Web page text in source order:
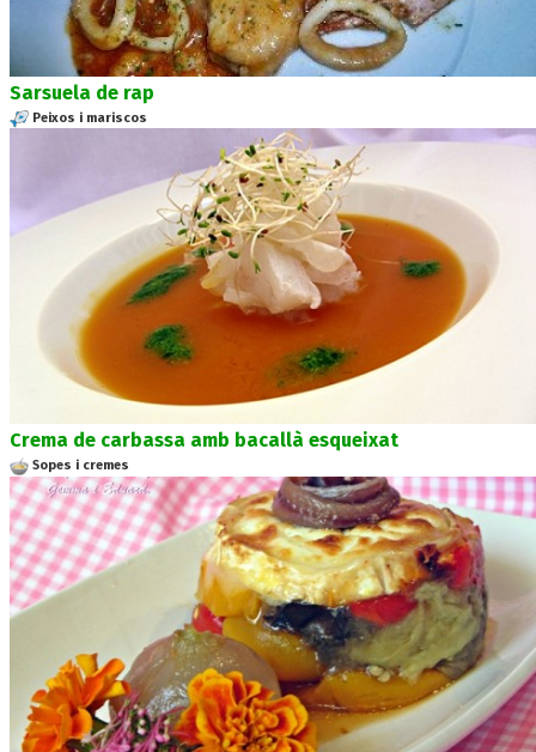
Sarsuela de rap
Peixos i mariscos
Crema de carbassa amb bacallà esqueixat
Sopes i cremes